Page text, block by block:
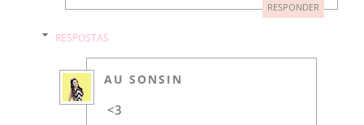
RESPONDER
RESPOSTAS
AU SONSIN
<3